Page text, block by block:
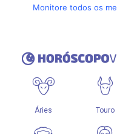
Monitore todos os